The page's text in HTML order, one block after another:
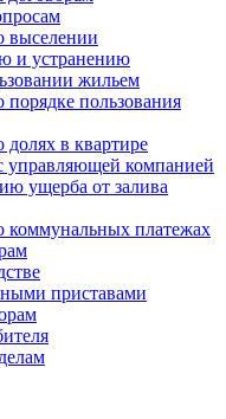
выселении
и устранению
жильем
пользования
в квартире
управляющей компанией
ущерба от залива
платежах
приставами